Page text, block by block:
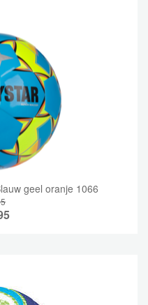
geel oranje 1066